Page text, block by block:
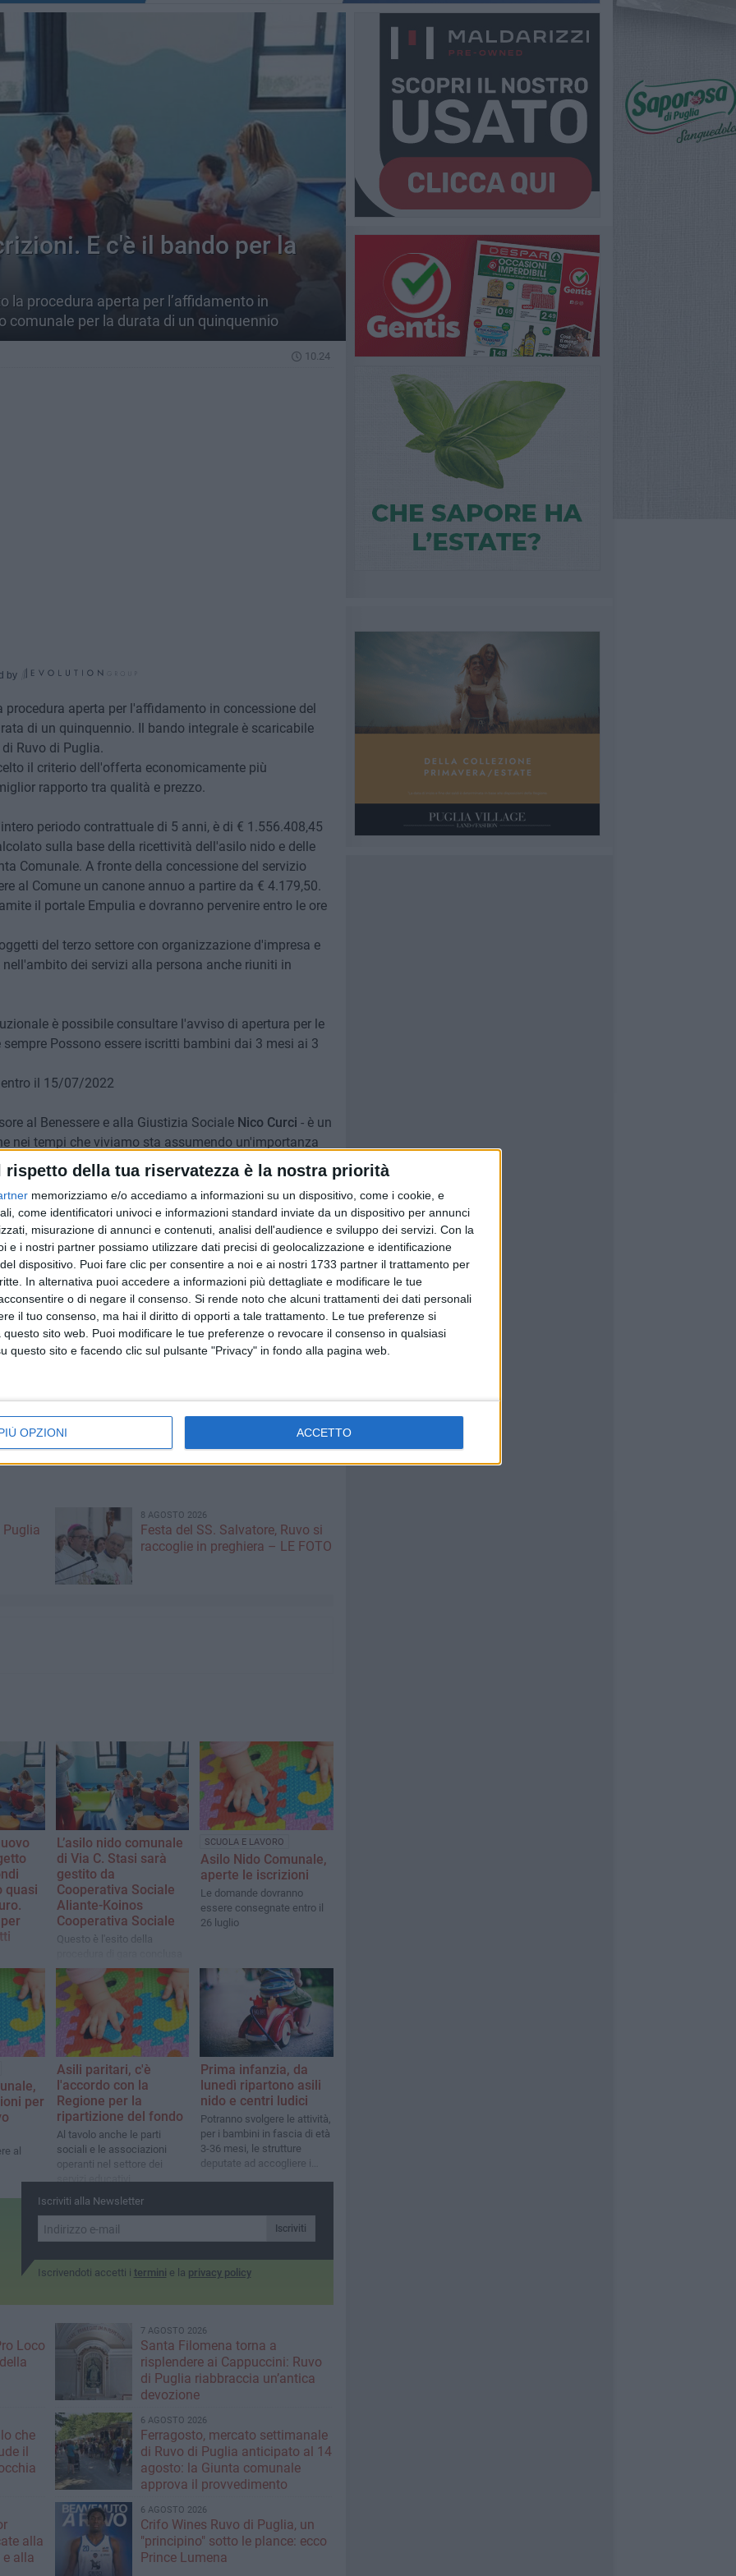
rispetto della tua riservatezza è la nostra priorità
memorizziamo e/o accediamo a informazioni su un dispositivo, come i cookie, e
come identificatori univoci e informazioni standard inviate da un dispositivo per annunci
misurazione di annunci e contenuti, analisi dell'audience e sviluppo dei servizi. Con la
e i nostri partner possiamo utilizzare dati precisi di geolocalizzazione e identificazione
dispositivo. Puoi fare clic per consentire a noi e ai nostri 1733 partner il trattamento per
In alternativa puoi accedere a informazioni più dettagliate e modificare le tue
o di negare il consenso. Si rende noto che alcuni trattamenti dei dati personali
il tuo consenso, ma hai il diritto di opporti a tale trattamento. Le tue preferenze si
sito web. Puoi modificare le tue preferenze o revocare il consenso in qualsiasi
questo sito e facendo clic sul pulsante "Privacy" in fondo alla pagina web.
OPZIONI ACCETTO
E c'è il bando per la
la procedura aperta per l’affidamento in
comunale per la durata di un quinquennio
10.24
by
aperta per l'affidamento in concessione del
di un quinquennio. Il bando integrale è scaricabile
Ruvo di Puglia.
il criterio dell'offerta economicamente più
rapporto tra qualità e prezzo.
periodo contrattuale di 5 anni, è di € 1.556.408,45
sulla base della ricettività dell'asilo nido e delle
Comunale. A fronte della concessione del servizio
al Comune un canone annuo a partire da € 4.179,50.
il portale Empulia e dovranno pervenire entro le ore
del terzo settore con organizzazione d'impresa e
dei servizi alla persona anche riuniti in
è possibile consultare l'avviso di apertura per le
Possono essere iscritti bambini dai 3 mesi ai 3
entro il 15/07/2022
al Benessere e alla Giustizia Sociale Nico Curci - è un
nei tempi che viviamo sta assumendo un'importanza
di qualità per le bambine e i bambini rappresenta uno
diseguaglianze di ingresso nel sistema scolastico e
per prevenire la dispersione.
ed educativa inoltre, un servizio di asilo nido
anche un supporto alla genitorialità, la
tempi famiglia/lavoro, un sostegno all'accesso al
di migliorare ancora il servizio che offriamo alla
le opportunità offerte dal PNRR è intenzione
a Ruvo nuovi asili nido con l'obiettivo di avvicinarci
di 33 posti in asilo nido ogni 100 bambini per la
passa anche da qui."
Puglia
8 AGOSTO 2026
Festa del SS. Salvatore, Ruvo si
raccoglie in preghiera – LE FOTO
quasi
L’asilo nido comunale
di Via C. Stasi sarà
gestito da
Cooperativa Sociale
Aliante-Koinos
Cooperativa Sociale
Questo è l'esito della
dal Comune di Ruvo
SCUOLA E LAVORO
Asilo Nido Comunale,
aperte le iscrizioni
Le domande dovranno
essere consegnate entro il
26 luglio
per
al
Asili paritari, c'è
l'accordo con la
Regione per la
ripartizione del fondo
Al tavolo anche le parti
sociali e le associazioni
operanti nel settore dei
servizi educativi
Prima infanzia, da
lunedì ripartono asili
nido e centri ludici
Potranno svolgere le attività,
per i bambini in fascia di età
3-36 mesi, le strutture
deputate ad accogliere i
Iscriviti alla Newsletter
Iscriviti
Iscrivendoti accetti i termini e la privacy policy
Loco
7 AGOSTO 2026
Santa Filomena torna a
risplendere ai Cappuccini: Ruvo
di Puglia riabbraccia un’antica
devozione
che
il
6 AGOSTO 2026
Ferragosto, mercato settimanale
di Ruvo di Puglia anticipato al 14
agosto: la Giunta comunale
approva il provvedimento
alla
alla
6 AGOSTO 2026
Crifo Wines Ruvo di Puglia, un
"principino" sotto le plance: ecco
Prince Lumena